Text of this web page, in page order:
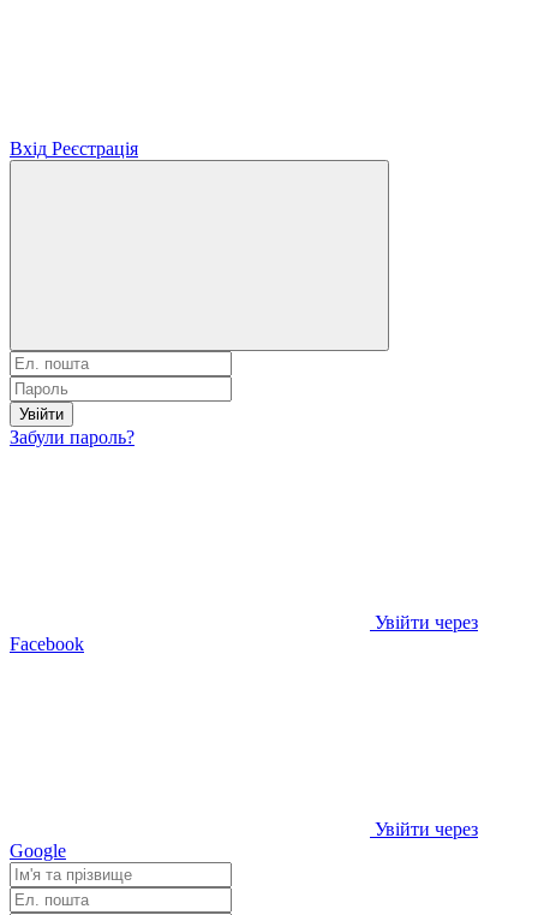
Вхід Реєстрація
Увійти
Забули пароль?
Увійти через
Facebook
Увійти через
Google